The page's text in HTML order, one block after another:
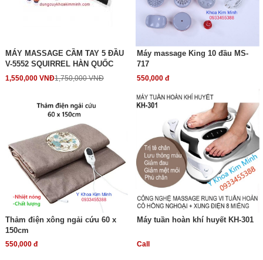
MÁY MASSAGE CẦM TAY 5 ĐẦU
V-5552 SQUIRREL HÀN QUỐC
1,550,000 VNĐ1,750,000 VNĐ
Máy massage King 10 đầu MS-
717
550,000 đ
Thảm điện xông ngải cứu 60 x
150cm
550,000 đ
Máy tuần hoàn khí huyết KH-301
Call